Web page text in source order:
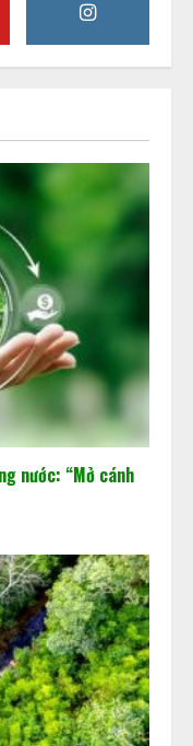
nước: “Mở cánh